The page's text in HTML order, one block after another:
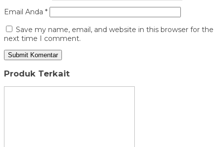
Email Anda *
Save my name, email, and website in this browser for the
next time I comment.
Produk Terkait